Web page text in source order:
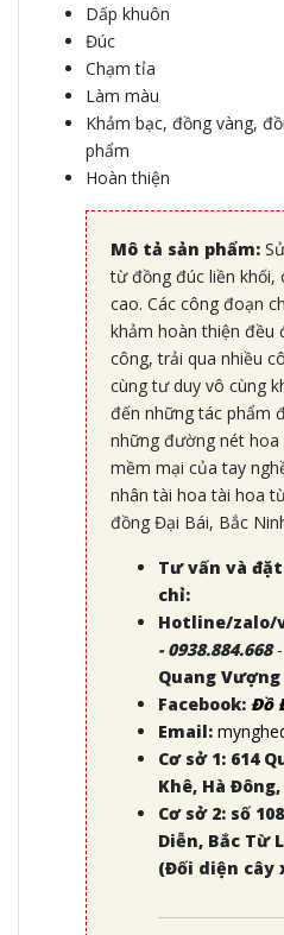
Dấp khuôn
Đúc
Chạm tỉa
Làm màu
Khảm bạc, đồng vàng,
phẩm
Hoàn thiện
Mô tả sản phẩm:
từ đồng đúc liền khối,
cao. Các công đoạn
khảm hoàn thiện đều
công, trải qua nhiều
cùng tư duy vô cùng
đến những tác phẩm
những đường nét hoa
mềm mại của tay
nhân tài hoa tài hoa
đồng Đại Bái, Bắc
Tư vấn và
chỉ:
Hotline/zalo/
- 0938.884.668 -
Quang Vượng
Facebook: Đồ
Email:
Cơ sở 1: 614
Khê, Hà
Cơ sở 2: số
Diễn, Bắc Từ
(Đối diện cây